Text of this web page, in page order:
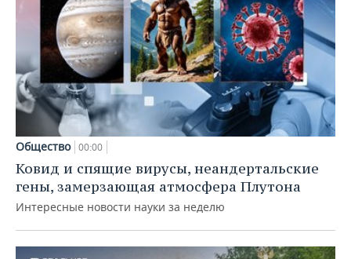
Общество 00:00
Ковид и спящие вирусы, неандертальские
гены, замерзающая атмосфера Плутона
Интересные новости науки за неделю